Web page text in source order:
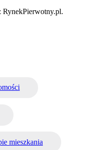
RynekPierwotny.pl.
mieszkania